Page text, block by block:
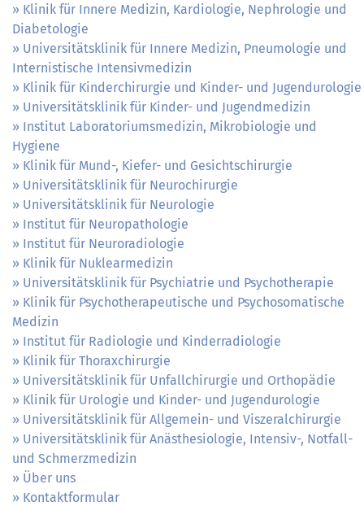
Klinik für Innere Medizin, Kardiologie, Nephrologie und
Diabetologie
Universitätsklinik für Innere Medizin, Pneumologie und
Internistische Intensivmedizin
Klinik für Kinderchirurgie und Kinder- und Jugendurologie
Universitätsklinik für Kinder- und Jugendmedizin
Institut Laboratoriumsmedizin, Mikrobiologie und
Hygiene
Klinik für Mund-, Kiefer- und Gesichtschirurgie
Universitätsklinik für Neurochirurgie
Universitätsklinik für Neurologie
Institut für Neuropathologie
Institut für Neuroradiologie
Klinik für Nuklearmedizin
Universitätsklinik für Psychiatrie und Psychotherapie
Klinik für Psychotherapeutische und Psychosomatische
Medizin
Institut für Radiologie und Kinderradiologie
Klinik für Thoraxchirurgie
Universitätsklinik für Unfallchirurgie und Orthopädie
Klinik für Urologie und Kinder- und Jugendurologie
Universitätsklinik für Allgemein- und Viszeralchirurgie
Universitätsklinik für Anästhesiologie, Intensiv-, Notfall-
und Schmerzmedizin
Über uns
Kontaktformular